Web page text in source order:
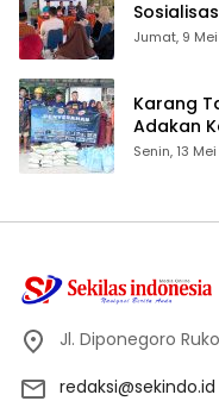
ID
Jumat, 9
Karang
Adakan
Dhuafa
Senin, 13
Jl. Diponegoro
redaksi@sekindo.id